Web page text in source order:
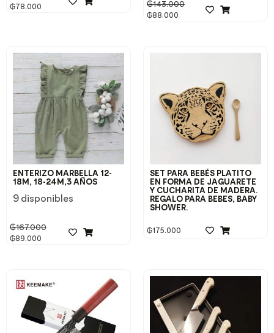
₲78.000 ₲143.000
₲88.000
ENTERIZO MARBELLA 12-
18M, 18-24M,3 AÑOS
9 disponibles
₲167.000
₲89.000
SET PARA BEBÉS PLATITO
EN FORMA DE JAGUARETE
Y CUCHARITA DE MADERA.
REGALO PARA BEBES, BABY
SHOWER.
₲175.000